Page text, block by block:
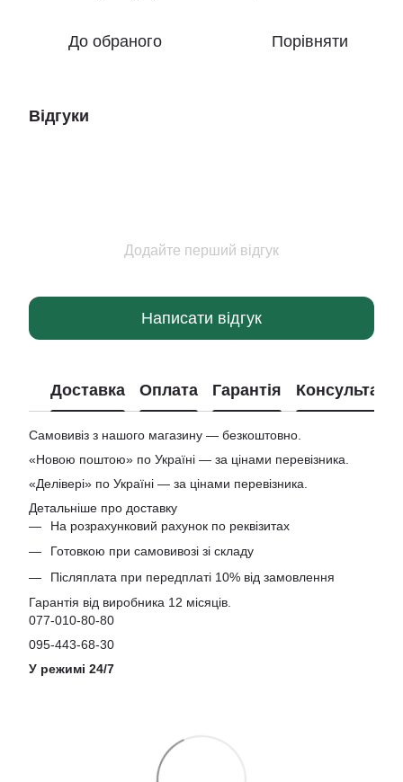
До обраного Порівняти
Відгуки
Додайте перший відгук
Написати відгук
Доставка Оплата Гарантія Консультація
Самовивіз з нашого магазину — безкоштовно.
«Новою поштою» по Україні — за цінами перевізника.
«Делівері» по Україні — за цінами перевізника.
Детальніше про доставку
На розрахунковий рахунок по реквізитах
Готовкою при самовивозі зі складу
Післяплата при передплаті 10% від замовлення
Гарантія від виробника 12 місяців.
077-010-80-80
095-443-68-30
У режимі 24/7